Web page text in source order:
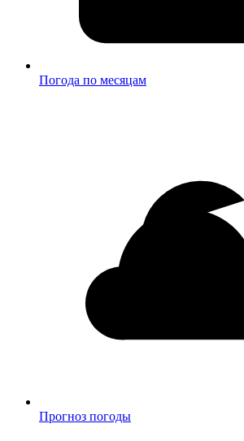
Погода по месяцам
Прогноз погоды